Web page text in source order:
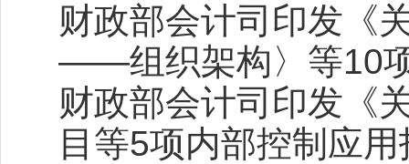
财政部会计司印发《
——组织架构〉等10
财政部会计司印发《
目等5项内部控制应